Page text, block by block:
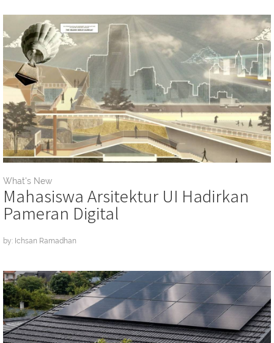
What's New
Mahasiswa Arsitektur UI Hadirkan
Pameran Digital
by: Ichsan Ramadhan